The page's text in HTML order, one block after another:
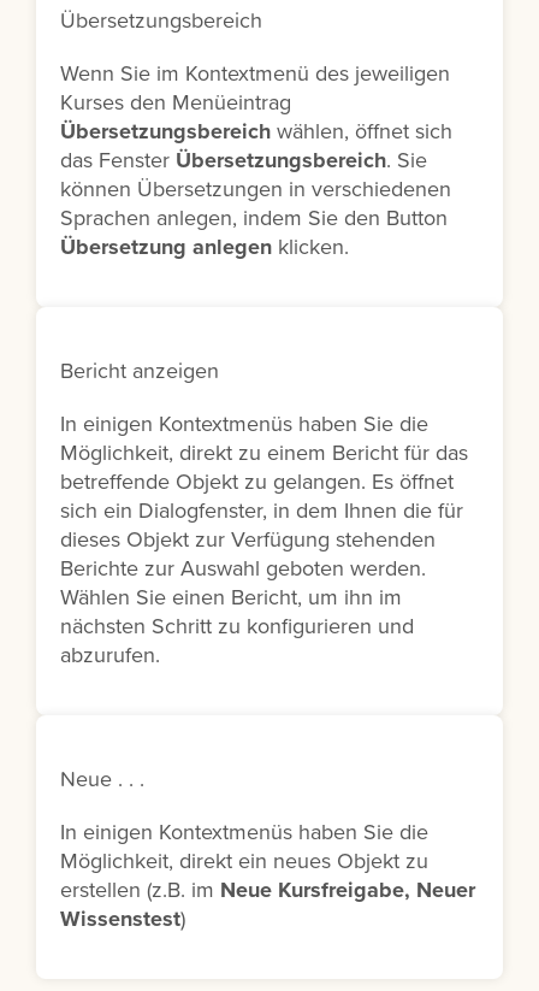
Übersetzungsbereich
Wenn Sie im Kontextmenü des jeweiligen
Kurses den Menüeintrag
Übersetzungsbereichwählen, öffnet sich
das Fenster Übersetzungsbereich. Sie
können Übersetzungen in verschiedenen
Sprachen anlegen, indem Sie den Button
Übersetzung anlegen klicken.
Bericht anzeigen
In einigen Kontextmenüs haben Sie die
Möglichkeit, direkt zu einem Bericht für das
betreffende Objekt zu gelangen. Es öffnet
sich ein Dialogfenster, in dem Ihnen die für
dieses Objekt zur Verfügung stehenden
Berichte zur Auswahl geboten werden.
Wählen Sie einen Bericht, um ihn im
nächsten Schritt zu konfigurieren und
abzurufen.
Neue . . .
In einigen Kontextmenüs haben Sie die
Möglichkeit, direkt ein neues Objekt zu
erstellen (z.B. im Neue Kursfreigabe, Neuer
Wissenstest)